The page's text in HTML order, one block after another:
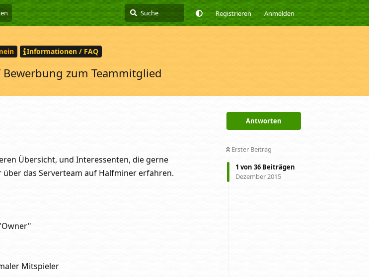
Registrieren Anmelden
Informationen / FAQ
zum Teammitglied
Antworten
Erster Beitrag
1 von 36 Beiträgen
Dezember 2015
Übersicht, und Interessenten, die gerne
das Serverteam auf Halfminer erfahren.
Mitspieler